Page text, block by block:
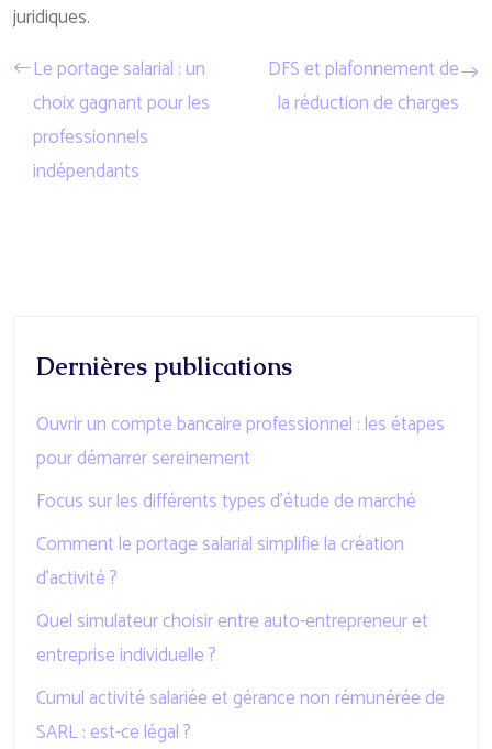
juridiques.
Le portage salarial : un
choix gagnant pour les
professionnels
indépendants
DFS et plafonnement de
la réduction de charges
Dernières publications
Ouvrir un compte bancaire professionnel : les étapes
pour démarrer sereinement
Focus sur les différents types d’étude de marché
Comment le portage salarial simplifie la création
d’activité ?
Quel simulateur choisir entre auto-entrepreneur et
entreprise individuelle ?
Cumul activité salariée et gérance non rémunérée de
SARL : est-ce légal ?